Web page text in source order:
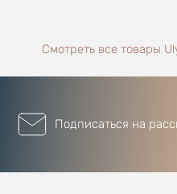
Смотреть все товары
Подписаться на